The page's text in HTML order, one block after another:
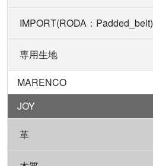
IMPORT(RODA：Padded_belt)
専用生地
MARENCO
JOY
革